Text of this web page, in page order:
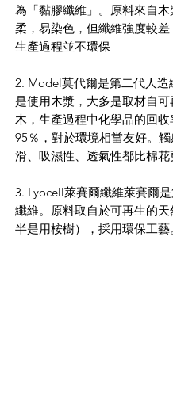
為「黏膠纖維」。原料來自木
柔，易染色，但纖維強度較差
生產過程並不環保
2. Model莫代爾是第二代人造
是使用木漿，大多是取材自
木，生產過程中化學品的回收
95％，對於環境相當友好。
滑、吸濕性、透氣性都比棉花
3. Lyocell萊賽爾纖維萊賽爾
纖維。原料取自於可再生的天
半是用桉樹），採用環保工藝